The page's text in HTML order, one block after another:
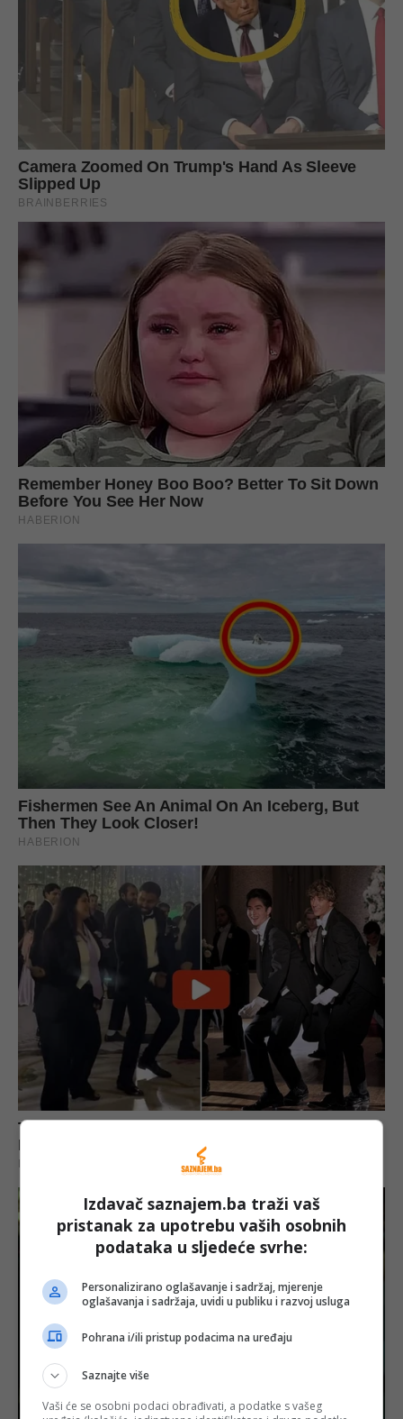
Izdavač saznajem.ba traži vaš
pristanak za upotrebu vaših osobnih
podataka u sljedeće svrhe:
Personalizirano oglašavanje i sadržaj, mjerenje
oglašavanja i sadržaja, uvidi u publiku i razvoj usluga
Pohrana i/ili pristup podacima na uređaju
Saznajte više
Vaši će se osobni podaci obrađivati, a podatke s vašeg